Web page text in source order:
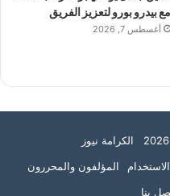
مع بيدرو بورو لتعزيز الفريق
أغسطس 7, 2026
المؤلفون والمحررون
بنا